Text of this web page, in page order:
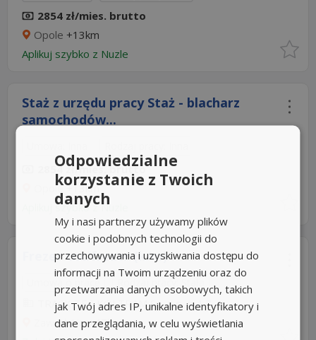
2854 zł/mies. brutto
Opole +13km
Aplikuj szybko z Nuzle
Staż z urzędu pracy Staż - blacharz
samochodów...
2854 zł/mies. brutto
Opole+13km
Aplikuj szybko z Nuzle
Frezer cnc/frezer (k/m)
Umowa o pracę Rodzaj pracy: Stała
TRACK TEC KOLTRAM Sp. z o. o 4,7
Zawadzkie+47km
Odpowiedzialne
korzystanie z Twoich
danych
My i nasi partnerzy używamy plików
cookie i podobnych technologii do
przechowywania i uzyskiwania dostępu do
informacji na Twoim urządzeniu oraz do
przetwarzania danych osobowych, takich
jak Twój adres IP, unikalne identyfikatory i
dane przeglądania, w celu wyświetlania